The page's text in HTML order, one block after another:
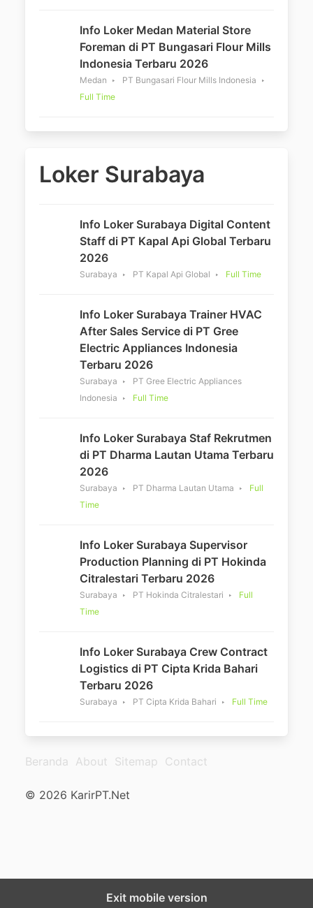
Info Loker Medan Material Store
Foreman di PT Bungasari Flour Mills
Indonesia Terbaru 2026
Medan
PT Bungasari Flour Mills Indonesia
Full Time
Loker Surabaya
Info Loker Surabaya Digital Content
Staff di PT Kapal Api Global Terbaru
2026
Surabaya PT Kapal Api Global Full Time
Info Loker Surabaya Trainer HVAC
After Sales Service di PT Gree
Electric Appliances Indonesia
Terbaru 2026
Surabaya
PT Gree Electric Appliances
Indonesia
Full Time
Info Loker Surabaya Staf Rekrutmen
di PT Dharma Lautan Utama Terbaru
2026
Surabaya PT Dharma Lautan Utama
Full
Time
Info Loker Surabaya Supervisor
Production Planning di PT Hokinda
Citralestari Terbaru 2026
Surabaya PT Hokinda Citralestari
Full
Time
Info Loker Surabaya Crew Contract
Logistics di PT Cipta Krida Bahari
Terbaru 2026
Surabaya PT Cipta Krida Bahari Full Time
Beranda About Sitemap Contact
© 2026 KarirPT.Net
Exit mobile version